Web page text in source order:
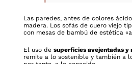
Las paredes, antes de colores
madera. Los sofás de cuero viejo
con mesas de bambú de estética
El uso desuperficies avejentadas y
remite a lo sostenible y también a